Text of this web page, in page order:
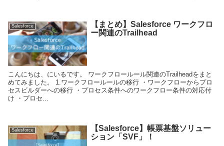
Salesforce
【まとめ】Salesforce ワークフロ
ー関連のTrailhead
こんにちは、にいるです。 ワークフロールール関連のTrailheadをまと
めてみました。 1.ワークフロールールの移行 ・ワークフローからプロ
セスビルダーへの移行 ・プロセス条件へのワークフロー条件の対応付
け ・プロセ...
Salesforce
【Salesforce】帳票基盤ソリュー
ション「SVF」！